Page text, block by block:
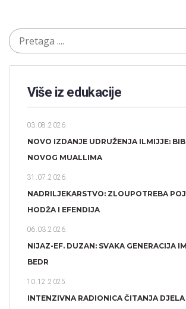
Više iz edukacije
03.08.2026.
NOVO IZDANJE UDRUŽENJA ILMIJJE:
NOVOG MUALLIMA
31.07.2026.
NADRILJEKARSTVO: ZLOUPOTREBA
HODŽA I EFENDIJA
06.03.2026.
NIJAZ-EF. DUZAN: SVAKA GENERACIJA
BEDR
10.12.2025.
INTENZIVNA RADIONICA ČITANJA